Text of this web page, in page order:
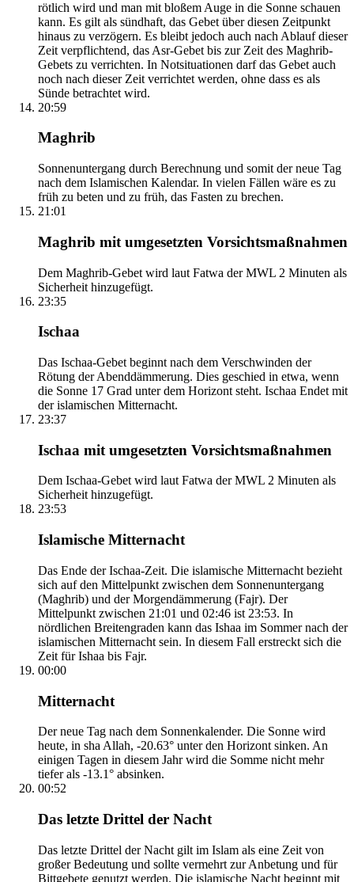
rötlich wird und man mit bloßem Auge in die Sonne schauen
kann. Es gilt als sündhaft, das Gebet über diesen Zeitpunkt
hinaus zu verzögern. Es bleibt jedoch auch nach Ablauf dieser
Zeit verpflichtend, das Asr-Gebet bis zur Zeit des Maghrib-
Gebets zu verrichten. In Notsituationen darf das Gebet auch
noch nach dieser Zeit verrichtet werden, ohne dass es als
Sünde betrachtet wird.
20:59
Maghrib
Sonnenuntergang durch Berechnung und somit der neue Tag
nach dem Islamischen Kalendar. In vielen Fällen wäre es zu
früh zu beten und zu früh, das Fasten zu brechen.
21:01
Maghrib mit umgesetzten Vorsichtsmaßnahmen
Dem Maghrib-Gebet wird laut Fatwa der MWL 2 Minuten als
Sicherheit hinzugefügt.
23:35
Ischaa
Das Ischaa-Gebet beginnt nach dem Verschwinden der
Rötung der Abenddämmerung. Dies geschied in etwa, wenn
die Sonne 17 Grad unter dem Horizont steht. Ischaa Endet mit
der islamischen Mitternacht.
23:37
Ischaa mit umgesetzten Vorsichtsmaßnahmen
Dem Ischaa-Gebet wird laut Fatwa der MWL 2 Minuten als
Sicherheit hinzugefügt.
23:53
Islamische Mitternacht
Das Ende der Ischaa-Zeit. Die islamische Mitternacht bezieht
sich auf den Mittelpunkt zwischen dem Sonnenuntergang
(Maghrib) und der Morgendämmerung (Fajr). Der
Mittelpunkt zwischen 21:01 und 02:46 ist 23:53. In
nördlichen Breitengraden kann das Ishaa im Sommer nach der
islamischen Mitternacht sein. In diesem Fall erstreckt sich die
Zeit für Ishaa bis Fajr.
00:00
Mitternacht
Der neue Tag nach dem Sonnenkalender. Die Sonne wird
heute, in sha Allah, -20.63° unter den Horizont sinken. An
einigen Tagen in diesem Jahr wird die Somme nicht mehr
tiefer als -13.1° absinken.
00:52
Das letzte Drittel der Nacht
Das letzte Drittel der Nacht gilt im Islam als eine Zeit von
großer Bedeutung und sollte vermehrt zur Anbetung und für
Bittgebete genutzt werden. Die islamische Nacht beginnt mit